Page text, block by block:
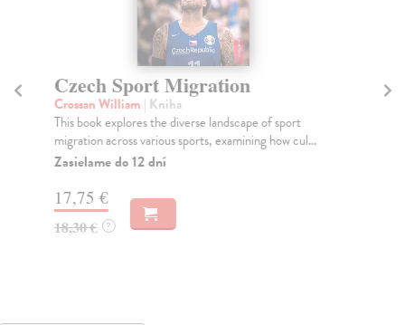
Czech Sport Migration
Crossan William | Kniha
This book explores the diverse landscape of sport
migration across various sports, examining how cul...
Zasielame do 12 dní
17,75 €
18,30 € ?